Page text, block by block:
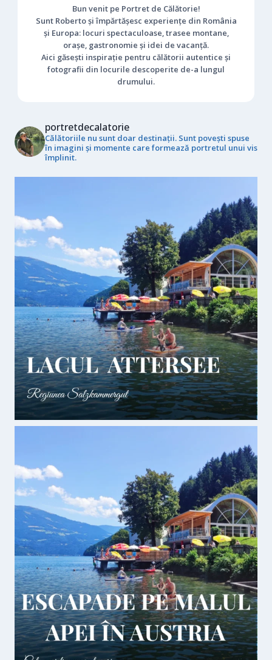
Bun venit pe Portret de Călătorie!
Sunt Roberto și împărtășesc experiențe din România
și Europa: locuri spectaculoase, trasee montane,
orașe, gastronomie și idei de vacanță.
Aici găsești inspirație pentru călătorii autentice și
fotografii din locurile descoperite de-a lungul
drumului.
portretdecalatorie
Călătoriile nu sunt doar destinații. Sunt povești spuse
în imagini și momente care formează portretul unui vis
împlinit.